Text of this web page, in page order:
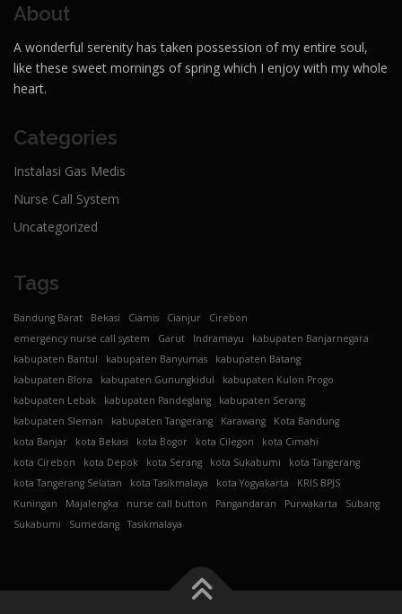
About
A wonderful serenity has taken possession of my entire soul,
like these sweet mornings of spring which I enjoy with my whole
heart.
Categories
Instalasi Gas Medis
Nurse Call System
Uncategorized
Tags
Bandung Barat Bekasi Ciamis Cianjur
Cirebon
emergency nurse call system
Garut Indramayu
kabupaten Banjarnegara
kabupaten Bantul
kabupaten Banyumas
kabupaten Batang
kabupaten Blora
kabupaten Gunungkidul
kabupaten Kulon Progo
kabupaten Lebak
kabupaten Pandeglang
kabupaten Serang
kabupaten Sleman
kabupaten Tangerang Karawang
Kota Bandung
kota Banjar
kota Bekasi kota Bogor kota Cilegon
kota Cimahi
kota Cirebon
kota Depok kota Serang kota Sukabumi
kota Tangerang
kota Tangerang Selatan
kota Tasikmalaya kota Yogyakarta
KRIS BPJS
Kuningan
Majalengka nurse call button Pangandaran Purwakarta
Subang
Sukabumi
Sumedang Tasikmalaya